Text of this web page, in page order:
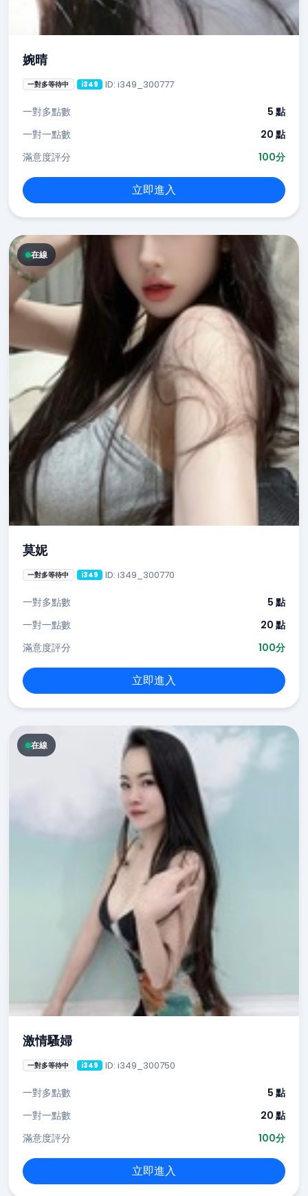
婉晴
一對多等待中 i349 ID: i349_300777
一對多點數
5 點
一對一點數
20 點
滿意度評分
100分
立即進入
在線
莫妮
一對多等待中 i349 ID: i349_300770
一對多點數
5 點
一對一點數
20 點
滿意度評分
100分
立即進入
在線
激情騷婦
一對多等待中 i349 ID: i349_300750
一對多點數
5 點
一對一點數
20 點
滿意度評分
100分
立即進入